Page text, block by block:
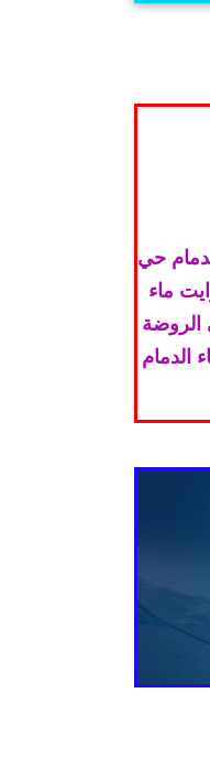
حي
ماء
الروضة
الدمام